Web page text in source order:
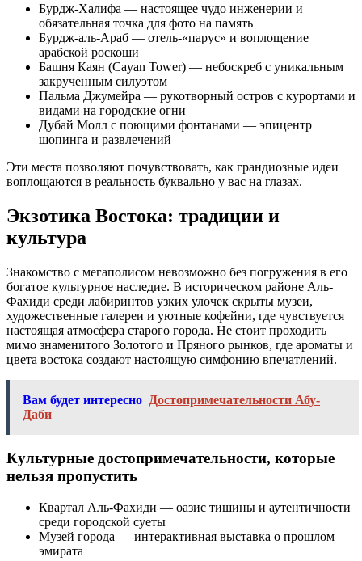
Бурдж-Халифа — настоящее чудо инженерии и
обязательная точка для фото на память
Бурдж-аль-Араб — отель-«парус» и воплощение
арабской роскоши
Башня Каян (Cayan Tower) — небоскреб с уникальным
закрученным силуэтом
Пальма Джумейра — рукотворный остров с курортами и
видами на городские огни
Дубай Молл с поющими фонтанами — эпицентр
шопинга и развлечений
Эти места позволяют почувствовать, как грандиозные идеи
воплощаются в реальность буквально у вас на глазах.
Экзотика Востока: традиции и
культура
Знакомство с мегаполисом невозможно без погружения в его
богатое культурное наследие. В историческом районе Аль-
Фахиди среди лабиринтов узких улочек скрыты музеи,
художественные галереи и уютные кофейни, где чувствуется
настоящая атмосфера старого города. Не стоит проходить
мимо знаменитого Золотого и Пряного рынков, где ароматы и
цвета востока создают настоящую симфонию впечатлений.
Вам будет интересно Достопримечательности Абу-
Даби
Культурные достопримечательности, которые
нельзя пропустить
Квартал Аль-Фахиди — оазис тишины и аутентичности
среди городской суеты
Музей города — интерактивная выставка о прошлом
эмирата